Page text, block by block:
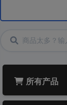
所有产品